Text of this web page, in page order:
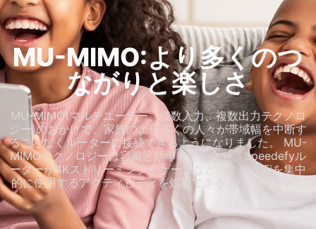
MU-MIMO:より多くのつ
ながりと楽しさ
MU-MIMO(マルチユーザー、複数入力、複数出力テクノロ
ジー)のおかげで、家族のより多くの人々が帯域幅を中断す
ることなくルーターに接続できるようになりました。 MU-
MIMOテクノロジーは容量と効率を向上させ、Speedefyル
ーターが4KストリーミングやゲームなどのよりWiFiを集中
的に使用するアクティビティを処理できるようにします。